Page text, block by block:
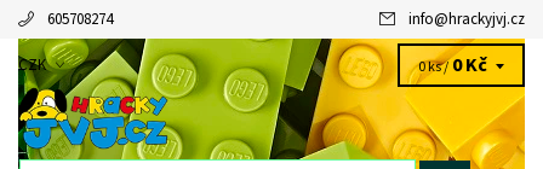
605708274 info@hrackyjvj.cz
CZK 0 ks /0 Kč